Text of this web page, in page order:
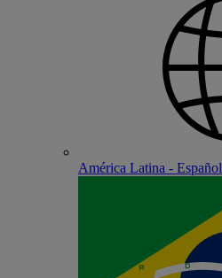
América Latina - Español